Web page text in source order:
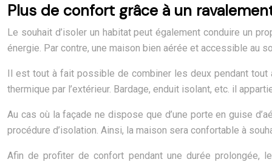
Plus de confort grâce à un
Le souhait d’isoler un habitat peut également conduire un
énergie. Par contre, une maison bien aérée et accessible au
Il est tout à fait possible de combiner les deux pendant
thermique par l’extérieur. Bardage, enduit isolant, etc. il
Au cas où la façade ne dispose que d’une porte en guise
procédure d’isolation. Ainsi, la maison sera confortable à
Afin de profiter de confort pendant une durée prolongée,